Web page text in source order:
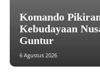
Komando
Kebudayaan
Guntur
6 Agustus 2026